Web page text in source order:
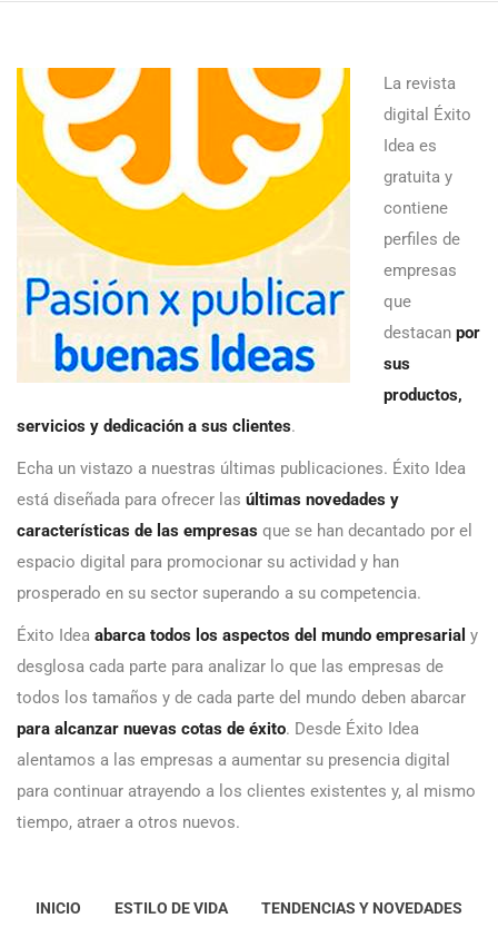
La revista
digital Éxito
Idea es
gratuita y
contiene
perfiles de
empresas
que
destacan por
sus
productos,
servicios y dedicación a sus clientes.
Echa un vistazo a nuestras últimas publicaciones. Éxito Idea
está diseñada para ofrecer las últimas novedades y
características de las empresas que se han decantado por el
espacio digital para promocionar su actividad y han
prosperado en su sector superando a su competencia.
Éxito Idea abarca todos los aspectos del mundo empresarial y
desglosa cada parte para analizar lo que las empresas de
todos los tamaños y de cada parte del mundo deben abarcar
para alcanzar nuevas cotas de éxito. Desde Éxito Idea
alentamos a las empresas a aumentar su presencia digital
para continuar atrayendo a los clientes existentes y, al mismo
tiempo, atraer a otros nuevos.
INICIO ESTILO DE VIDA TENDENCIAS Y NOVEDADES